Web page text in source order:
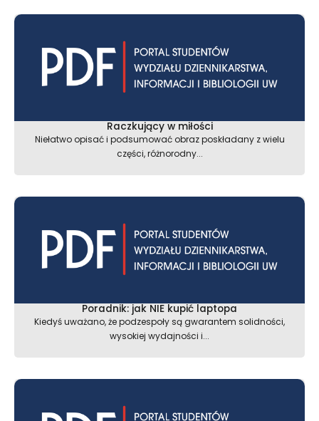
Raczkujący w miłości
Niełatwo opisać i podsumować obraz poskładany z wielu
części, różnorodny...
Poradnik: jak NIE kupić laptopa
Kiedyś uważano, że podzespoły są gwarantem solidności,
wysokiej wydajności i...